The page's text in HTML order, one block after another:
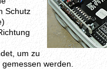
Schutz
um zu
werden.